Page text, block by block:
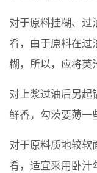
对于原料挂糊、过
肴，由于原料在过
糊，所以，应将英
对上浆过油后另起
鲜香，勾茨要薄一
对于原料质地较软
肴，适宜采用卧汁